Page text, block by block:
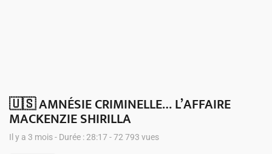
🇺🇸 AMNÉSIE CRIMINELLE… L’AFFAIRE
MACKENZIE SHIRILLA
Il y a 3 mois - Durée : 28:17 - 72 793 vues